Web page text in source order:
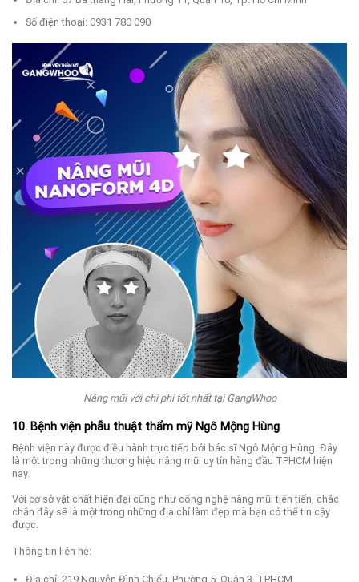
Số điện thoại: 0931 780 090
Nâng mũi với chi phí tốt nhất tại GangWhoo
10. Bệnh viện phẫu thuật thẩm mỹ Ngô Mộng Hùng
Bệnh viện này được điều hành trực tiếp bởi bác sĩ Ngô Mộng Hùng. Đây
là một trong những thương hiệu nâng mũi uy tín hàng đầu TPHCM hiện
nay.
Với cơ sở vật chất hiện đại cũng như công nghệ nâng mũi tiên tiến, chắc
chắn đây sẽ là một trong những địa chỉ làm đẹp mà bạn có thể tin cậy
được.
Thông tin liên hệ:
Địa chỉ: 219 Nguyễn Đình Chiểu, Phường 5, Quận 3, TPHCM